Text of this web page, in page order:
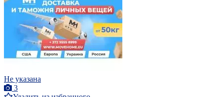
Не указана
3